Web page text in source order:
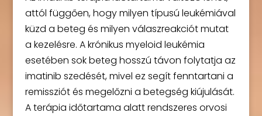
attól függően, hogy milyen típusú leukémiával
küzd a beteg és milyen válaszreakciót mutat
a kezelésre. A krónikus myeloid leukémia
esetében sok beteg hosszú távon folytatja az
imatinib szedését, mivel ez segít fenntartani a
remissziót és megelőzni a betegség kiújulását.
A terápia időtartama alatt rendszeres orvosi